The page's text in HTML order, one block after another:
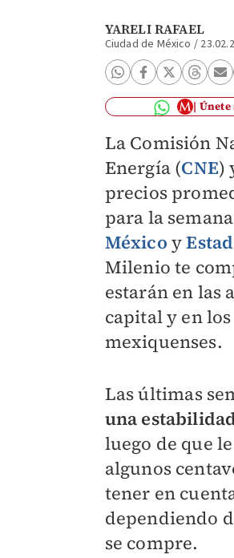
YARELI RAFAEL
Ciudad de México /
Únete
La Comisión
Energía (CNE)
precios
para la
México y
Mileniote
estarán en las
capital y en
mexiquenses.
Las últimas
una
luego de que
algunos
tener en
dependiendo
se compre.